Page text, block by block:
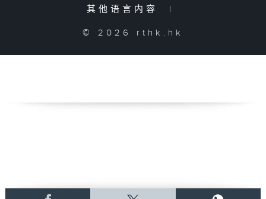
其他语言内容
|
© 2026 rthk.hk